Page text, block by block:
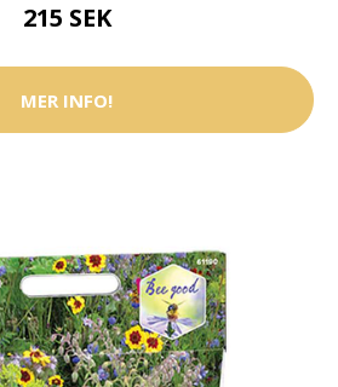
215 SEK
MER INFO!